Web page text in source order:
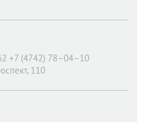
+7 (4742) 78–04–10
110